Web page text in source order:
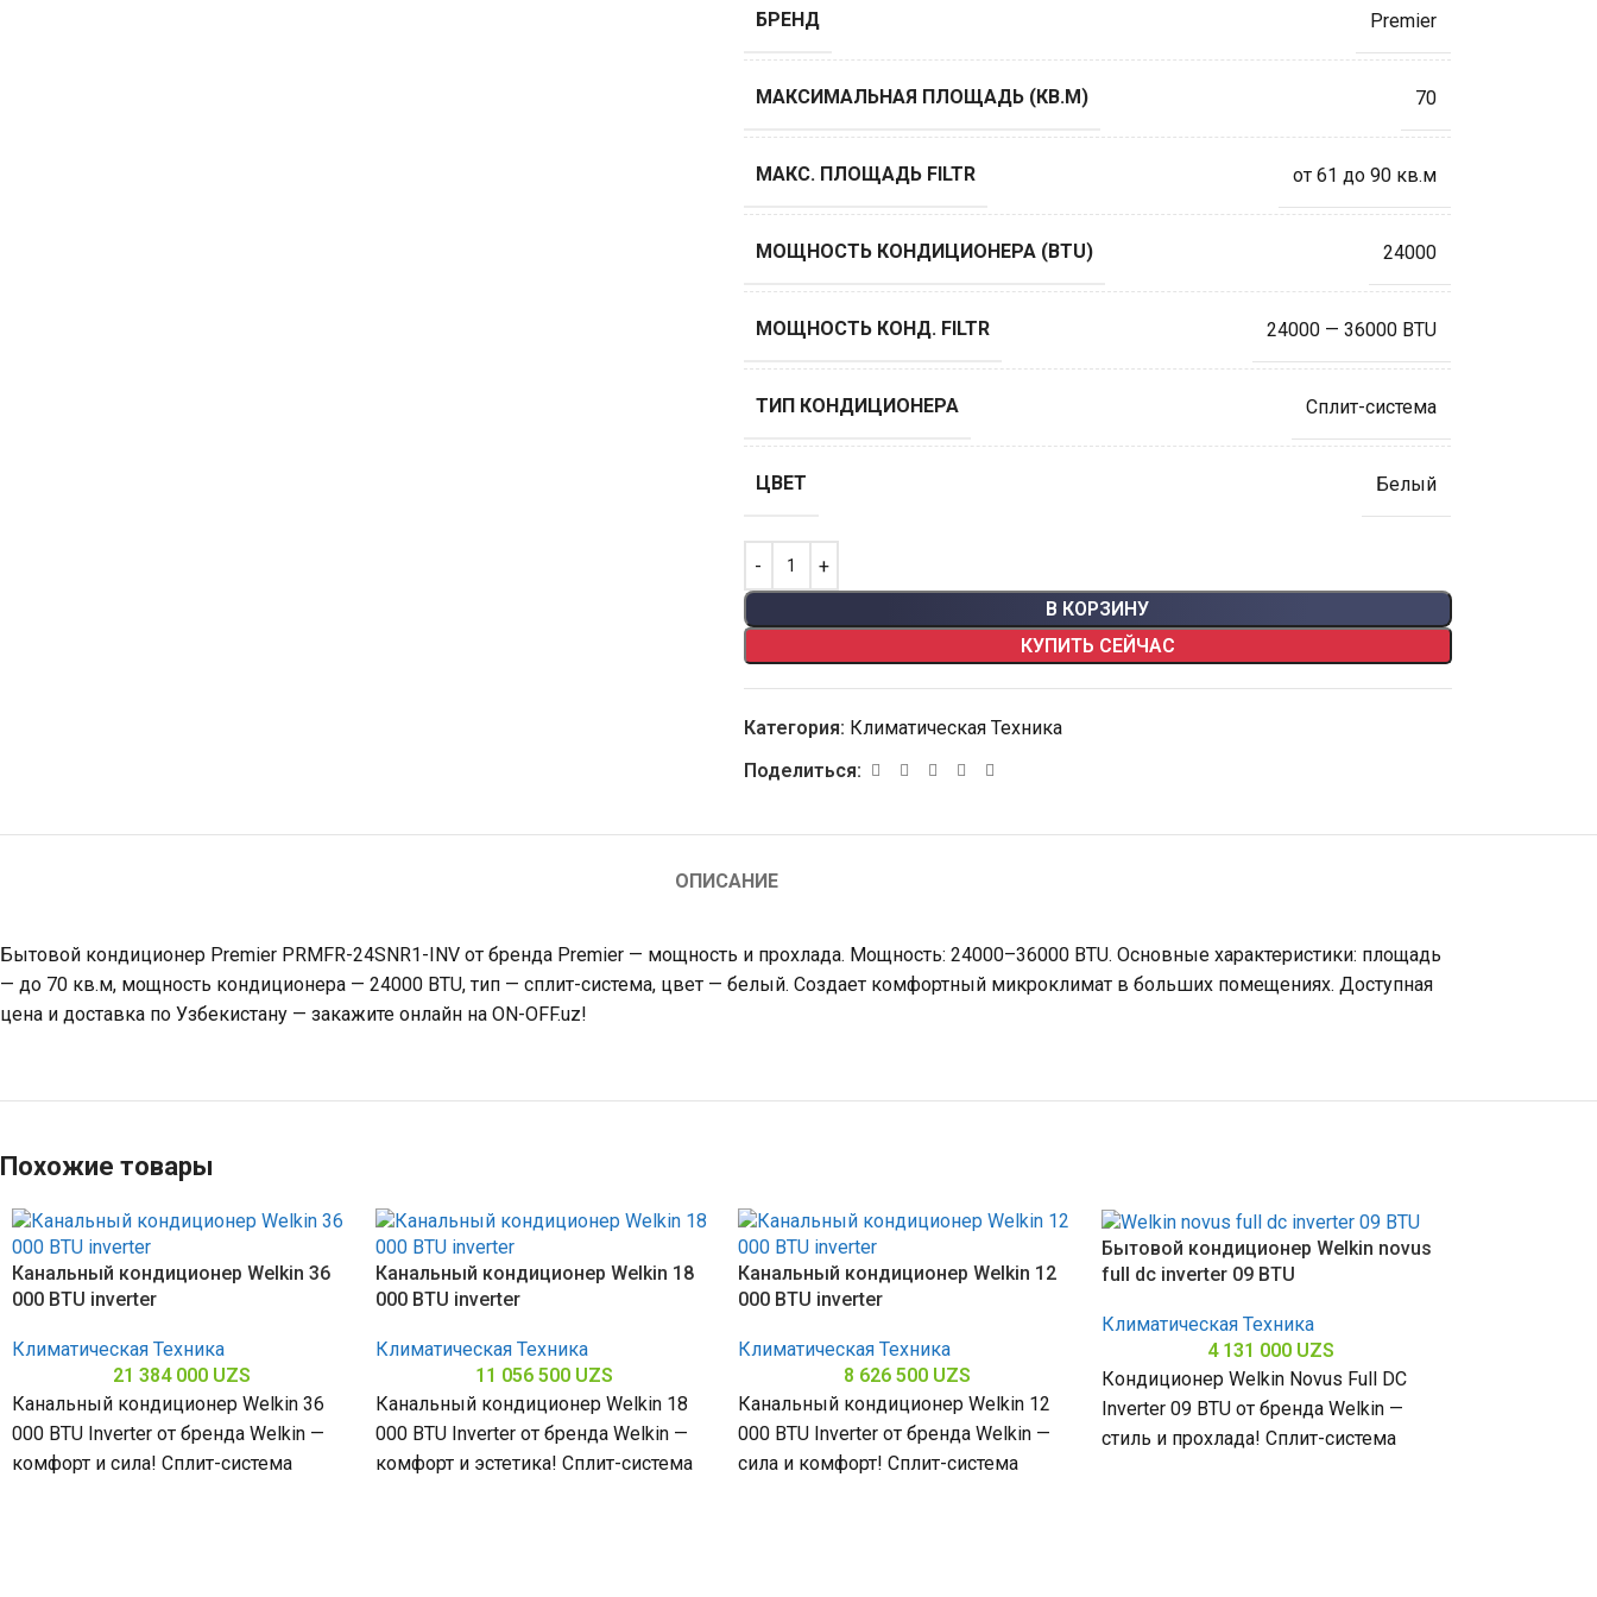
БРЕНД Premier
МАКСИМАЛЬНАЯ ПЛОЩАДЬ (КВ.М) 70
МАКС. ПЛОЩАДЬ FILTR от 61 до 90 кв.м
МОЩНОСТЬ КОНДИЦИОНЕРА (BTU) 24000
МОЩНОСТЬ КОНД. FILTR 24000 — 36000 BTU
ТИП КОНДИЦИОНЕРА Сплит-система
ЦВЕТ Белый
В КОРЗИНУ
КУПИТЬ СЕЙЧАС
Категория: Климатическая Техника
Поделиться:
ОПИСАНИЕ
Бытовой кондиционер Premier PRMFR-24SNR1-INV от бренда Premier — мощность и прохлада. Мощность: 24000–36000 BTU. Основные характеристики: площадь
— до 70 кв.м, мощность кондиционера — 24000 BTU, тип — сплит-система, цвет — белый. Создает комфортный микроклимат в больших помещениях. Доступная
цена и доставка по Узбекистану — закажите онлайн на ON-OFF.uz!
Похожие товары
Канальный кондиционер Welkin 36
000 BTU inverter
Климатическая Техника
21 384 000 UZS
Канальный кондиционер Welkin 36
000 BTU Inverter от бренда Welkin —
комфорт и сила! Сплит-система
Канальный кондиционер Welkin 18
000 BTU inverter
Климатическая Техника
11 056 500 UZS
Канальный кондиционер Welkin 18
000 BTU Inverter от бренда Welkin —
комфорт и эстетика! Сплит-система
Канальный кондиционер Welkin 12
000 BTU inverter
Климатическая Техника
8 626 500 UZS
Канальный кондиционер Welkin 12
000 BTU Inverter от бренда Welkin —
сила и комфорт! Сплит-система
Бытовой кондиционер Welkin novus
full dc inverter 09 BTU
Климатическая Техника
4 131 000 UZS
Кондиционер Welkin Novus Full DC
Inverter 09 BTU от бренда Welkin —
стиль и прохлада! Сплит-система